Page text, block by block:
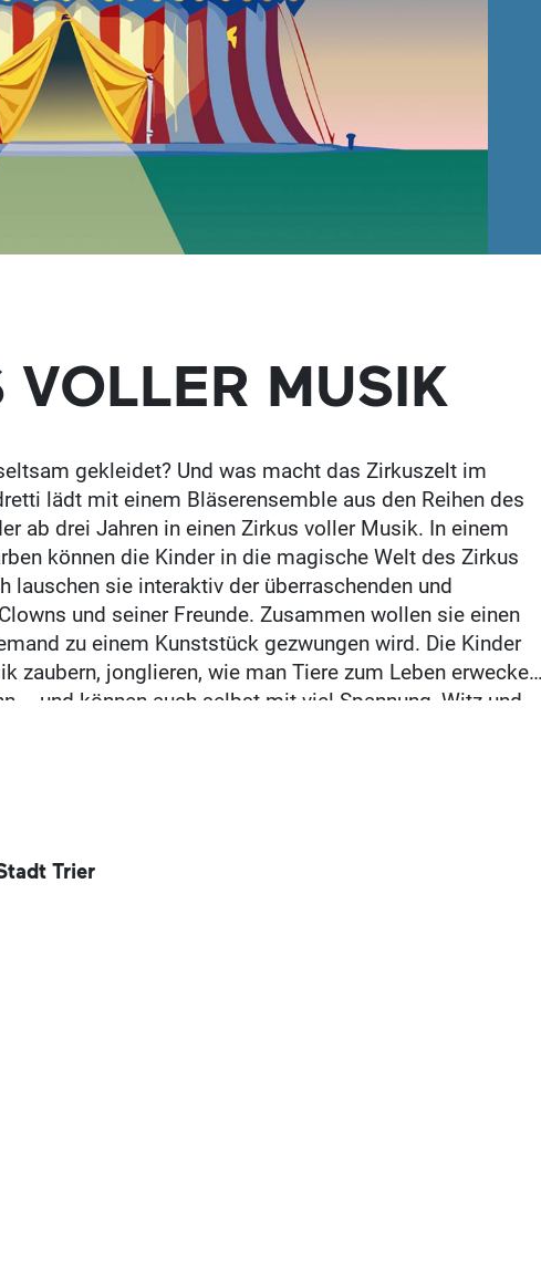
VOLLER MUSIK
gekleidet? Und was macht das Zirkuszelt im
lädt mit einem Bläserensemble aus den Reihen des
ab drei Jahren in einen Zirkus voller Musik. In einem
können die Kinder in die magische Welt des Zirkus
lauschen sie interaktiv der überraschenden und
und seiner Freunde. Zusammen wollen sie einen
zu einem Kunststück gezwungen wird. Die Kinder
zaubern, jonglieren, wie man Tiere zum Leben erwecken
– und können auch selbst mit viel Spannung, Witz und
Trier